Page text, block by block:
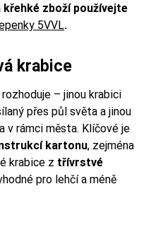
zboží používejte
5VVL.
krabice
– jinou krabici
přes půl světa a jinou
v rámci města. Klíčové je
kartonu, zejména
krabice z třívrstvé
pro lehčí a méně